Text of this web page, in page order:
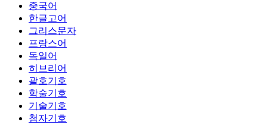
중국어
한글고어
그리스문자
프랑스어
독일어
히브리어
괄호기호
학술기호
기술기호
첨자기호